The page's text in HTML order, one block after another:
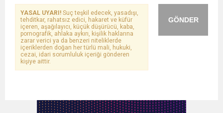
GÖNDER
YASAL UYARI! Suç teşkil edecek, yasadışı,
tehditkar, rahatsız edici, hakaret ve küfür
içeren, aşağılayıcı, küçük düşürücü, kaba,
pornografik, ahlaka aykırı, kişilik haklarına
zarar verici ya da benzeri niteliklerde
içeriklerden doğan her türlü mali, hukuki,
cezai, idari sorumluluk içeriği gönderen
kişiye aittir.